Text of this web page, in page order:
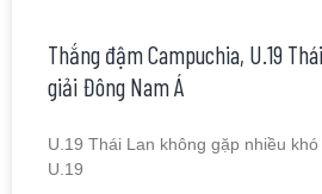
Thắng đậm Campuchia, U.19
giải Đông Nam Á
U.19 Thái Lan không gặp nhiều
U.19